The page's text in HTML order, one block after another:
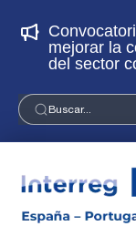
mejorar la
del sector
Buscar...